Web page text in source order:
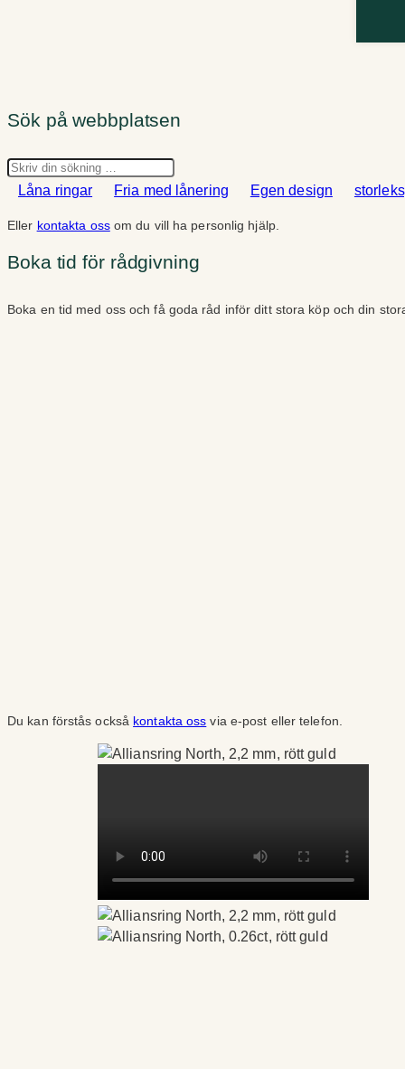
Sök på webbplatsen
Sök
Låna ringar
Fria med lånering Egen design
Eller kontakta ossom du vill ha personlig hjälp.
Boka tid för rådgivning
Boka en tid med oss och få goda råd inför ditt stora köp och din
Du kan förstås också kontakta oss via e-post eller telefon.